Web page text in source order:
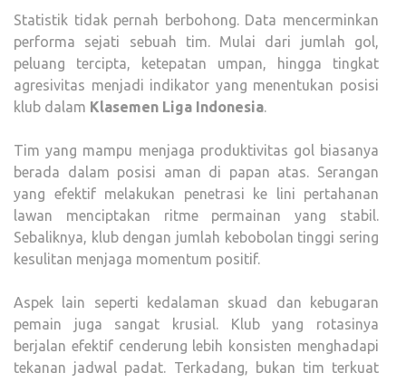
Statistik tidak pernah berbohong. Data mencerminkan
performa sejati sebuah tim. Mulai dari jumlah gol,
peluang tercipta, ketepatan umpan, hingga tingkat
agresivitas menjadi indikator yang menentukan posisi
klub dalam Klasemen Liga Indonesia.
Tim yang mampu menjaga produktivitas gol biasanya
berada dalam posisi aman di papan atas. Serangan
yang efektif melakukan penetrasi ke lini pertahanan
lawan menciptakan ritme permainan yang stabil.
Sebaliknya, klub dengan jumlah kebobolan tinggi sering
kesulitan menjaga momentum positif.
Aspek lain seperti kedalaman skuad dan kebugaran
pemain juga sangat krusial. Klub yang rotasinya
berjalan efektif cenderung lebih konsisten menghadapi
tekanan jadwal padat. Terkadang, bukan tim terkuat